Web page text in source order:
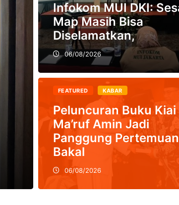
Infokom MUI DKI:
Map Masih Bisa
Diselamatkan,
06/08/2026
FEATURED KABAR
Peluncuran Buku Kiai
Ma’ruf Amin Jadi
Panggung
Bakal
06/08/2026